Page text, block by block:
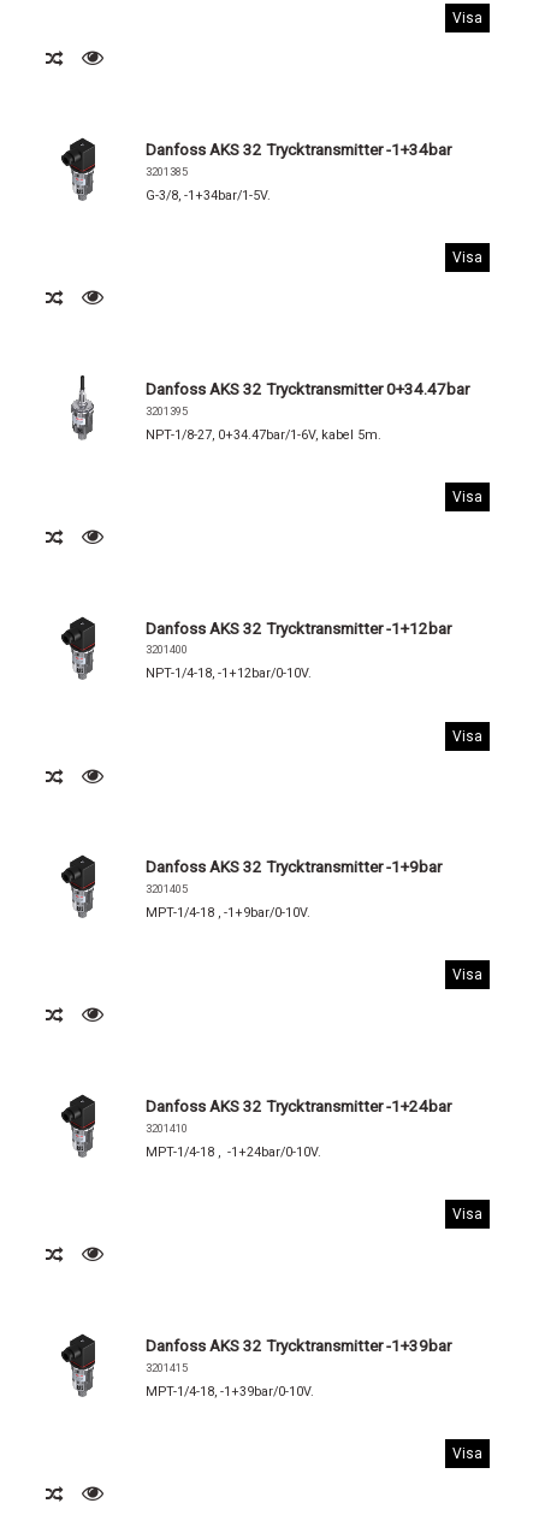
Visa
Danfoss AKS 32 Trycktransmitter -1+34bar
3201385
G-3/8, -1+34bar/1-5V.
Visa
Danfoss AKS 32 Trycktransmitter 0+34.47bar
3201395
NPT-1/8-27, 0+34.47bar/1-6V, kabel 5m.
Visa
Danfoss AKS 32 Trycktransmitter -1+12bar
3201400
NPT-1/4-18, -1+12bar/0-10V.
Visa
Danfoss AKS 32 Trycktransmitter -1+9bar
3201405
MPT-1/4-18 , -1+9bar/0-10V.
Visa
Danfoss AKS 32 Trycktransmitter -1+24bar
3201410
MPT-1/4-18 , -1+24bar/0-10V.
Visa
Danfoss AKS 32 Trycktransmitter -1+39bar
3201415
MPT-1/4-18, -1+39bar/0-10V.
Visa